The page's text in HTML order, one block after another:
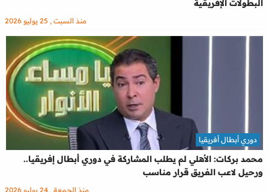
البطولات الإفريقية
منذ السبت , 25 يوليو 2026
محمد بركات: الأهلي لم يطلب المشاركة في دوري أبطال إفريقيا..
ورحيل لاعب الفريق قرار مناسب
دوري أبطال أفريقيا
منذ الجمعة , 24 يوليو 2026